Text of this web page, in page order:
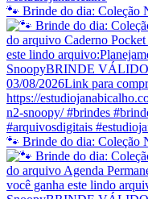
🐾 Brinde do dia: Coleção
🐾 Brinde do dia: Coleção